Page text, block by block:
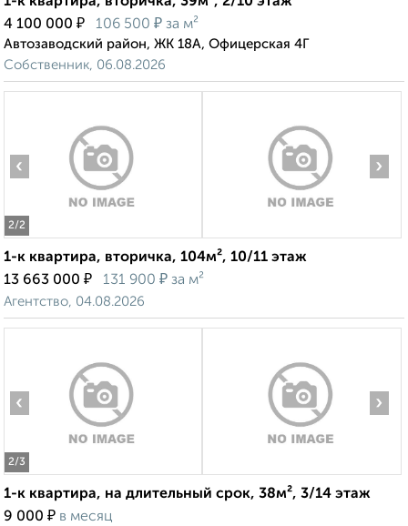
4 100 000 ₽ 106 500 ₽ за м²
Автозаводский район, ЖК 18А, Офицерская 4Г
Собственник, 06.08.2026
2/2
‹ ›
1-к квартира, вторичка, 104м², 10/11 этаж
13 663 000 ₽ 131 900 ₽ за м²
Агентство, 04.08.2026
2/3
‹ ›
1-к квартира, на длительный срок, 38м², 3/14 этаж
9 000 ₽ в месяц